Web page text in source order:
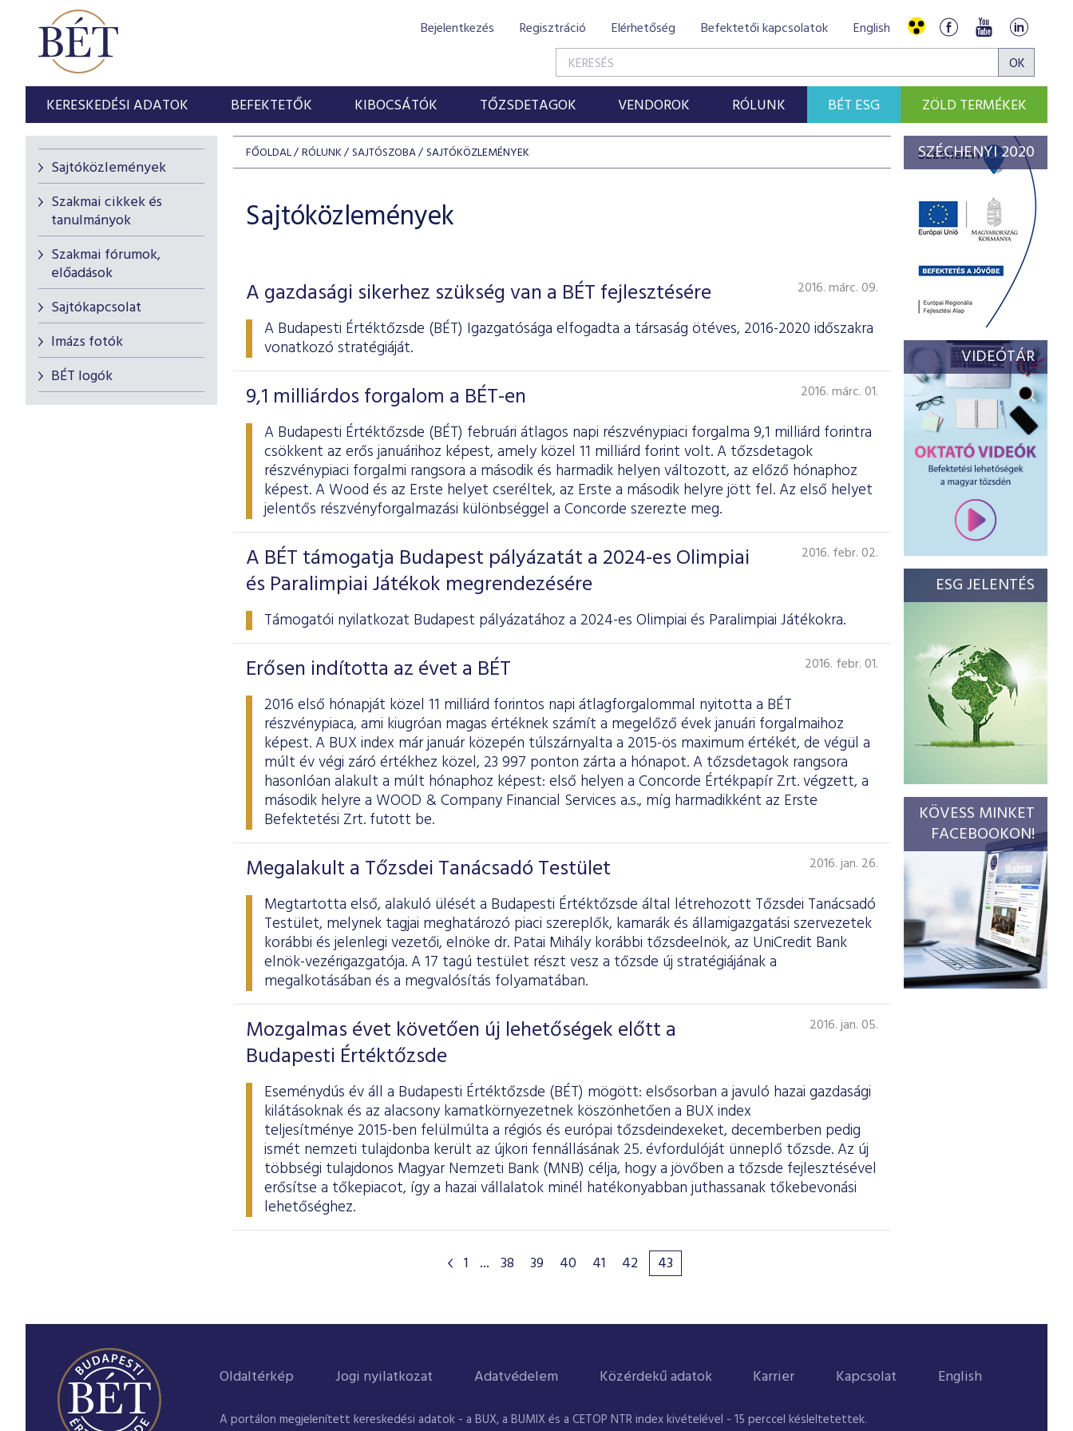
Bejelentkezés Regisztráció Elérhetőség Befektetői kapcsolatok English
KERESKEDÉSI ADATOK BEFEKTETŐK KIBOCSÁTÓK TŐZSDETAGOK VENDOROK RÓLUNK BÉT ESG ZÖLD TERMÉKEK
Sajtóközlemények
Szakmai cikkek és
tanulmányok
Szakmai fórumok,
előadások
Sajtókapcsolat
Imázs fotók
BÉT logók
FŐOLDAL RÓLUNK SAJTÓSZOBA SAJTÓKÖZLEMÉNYEK
Sajtóközlemények
A gazdasági sikerhez szükség van a BÉT fejlesztésére 2016. márc. 09.
A Budapesti Értéktőzsde (BÉT) Igazgatósága elfogadta a társaság ötéves, 2016-2020 időszakra
vonatkozó stratégiáját.
9,1 milliárdos forgalom a BÉT-en 2016. márc. 01.
A Budapesti Értéktőzsde (BÉT) februári átlagos napi részvénypiaci forgalma 9,1 milliárd forintra
csökkent az erős januárihoz képest, amely közel 11 milliárd forint volt. A tőzsdetagok
részvénypiaci forgalmi rangsora a második és harmadik helyen változott, az előző hónaphoz
képest. A Wood és az Erste helyet cseréltek, az Erste a második helyre jött fel. Az első helyet
jelentős részvényforgalmazási különbséggel a Concorde szerezte meg.
A BÉT támogatja Budapest pályázatát a 2024-es Olimpiai
és Paralimpiai Játékok megrendezésére
2016. febr. 02.
Támogatói nyilatkozat Budapest pályázatához a 2024-es Olimpiai és Paralimpiai Játékokra.
Erősen indította az évet a BÉT 2016. febr. 01.
2016 első hónapját közel 11 milliárd forintos napi átlagforgalommal nyitotta a BÉT
részvénypiaca, ami kiugróan magas értéknek számít a megelőző évek januári forgalmaihoz
képest. A BUX index már január közepén túlszárnyalta a 2015-ös maximum értékét, de végül a
múlt év végi záró értékhez közel, 23 997 ponton zárta a hónapot. A tőzsdetagok rangsora
hasonlóan alakult a múlt hónaphoz képest: első helyen a Concorde Értékpapír Zrt. végzett, a
második helyre a WOOD & Company Financial Services a.s., míg harmadikként az Erste
Befektetési Zrt. futott be.
Megalakult a Tőzsdei Tanácsadó Testület 2016. jan. 26.
Megtartotta első, alakuló ülését a Budapesti Értéktőzsde által létrehozott Tőzsdei Tanácsadó
Testület, melynek tagjai meghatározó piaci szereplők, kamarák és államigazgatási szervezetek
korábbi és jelenlegi vezetői, elnöke dr. Patai Mihály korábbi tőzsdeelnök, az UniCredit Bank
elnök-vezérigazgatója. A 17 tagú testület részt vesz a tőzsde új stratégiájának a
megalkotásában és a megvalósítás folyamatában.
Mozgalmas évet követően új lehetőségek előtt a
Budapesti Értéktőzsde
2016. jan. 05.
Eseménydús év áll a Budapesti Értéktőzsde (BÉT) mögött: elsősorban a javuló hazai gazdasági
kilátásoknak és az alacsony kamatkörnyezetnek köszönhetően a BUX index
teljesítménye 2015-ben felülmúlta a régiós és európai tőzsdeindexeket, decemberben pedig
ismét nemzeti tulajdonba került az újkori fennállásának 25. évfordulóját ünneplő tőzsde. Az új
többségi tulajdonos Magyar Nemzeti Bank (MNB) célja, hogy a jövőben a tőzsde fejlesztésével
erősítse a tőkepiacot, így a hazai vállalatok minél hatékonyabban juthassanak tőkebevonási
lehetőséghez.
1 ... 38 39 40 41 42 43
SZÉCHENYI 2020
VIDEÓTÁR
ESG JELENTÉS
KÖVESS MINKET
FACEBOOKON!
Oldaltérkép Jogi nyilatkozat Adatvédelem Közérdekű adatok Karrier Kapcsolat English
A portálon megjelenített kereskedési adatok - a BUX, a BUMIX és a CETOP NTR index kivételével - 15 perccel késleltetettek.